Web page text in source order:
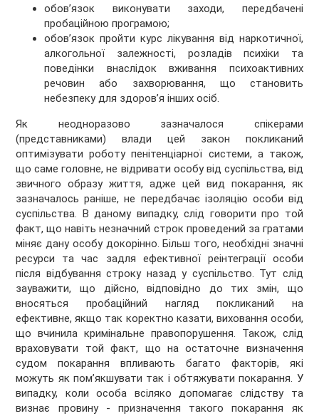
обов’язок виконувати заходи, передбачені
пробаційною програмою;
обов’язок пройти курс лікування від наркотичної,
алкогольної залежності, розладів психіки та
поведінки внаслідок вживання психоактивних
речовин або захворювання, що становить
небезпеку для здоров’я інших осіб.
Як неодноразово зазначалося спікерами
(представниками) влади цей закон покликаний
оптимізувати роботу пенітенціарної системи, а також,
що саме головне, не відривати особу від суспільства, від
звичного образу життя, адже цей вид покарання, як
зазначалось раніше, не передбачає ізоляцію особи від
суспільства. В даному випадку, слід говорити про той
факт, що навіть незначний строк проведений за гратами
міняє дану особу докорінно. Більш того, необхідні значні
ресурси та час задля ефективної реінтеграції особи
після відбування строку назад у суспільство. Тут слід
зауважити, що дійсно, відповідно до тих змін, що
вносяться пробаційний нагляд покликаний на
ефективне, якщо так коректно казати, виховання особи,
що вчинила кримінальне правопорушення. Також, слід
враховувати той факт, що на остаточне визначення
судом покарання впливають багато факторів, які
можуть як пом’якшувати так і обтяжувати покарання. У
випадку, коли особа всіляко допомагає слідству та
визнає провину - призначення такого покарання як